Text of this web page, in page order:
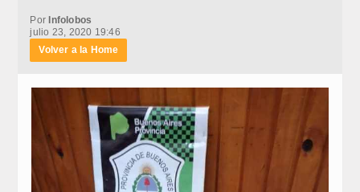
PorInfolobos
julio 23, 2020 19:46
Volver a la Home